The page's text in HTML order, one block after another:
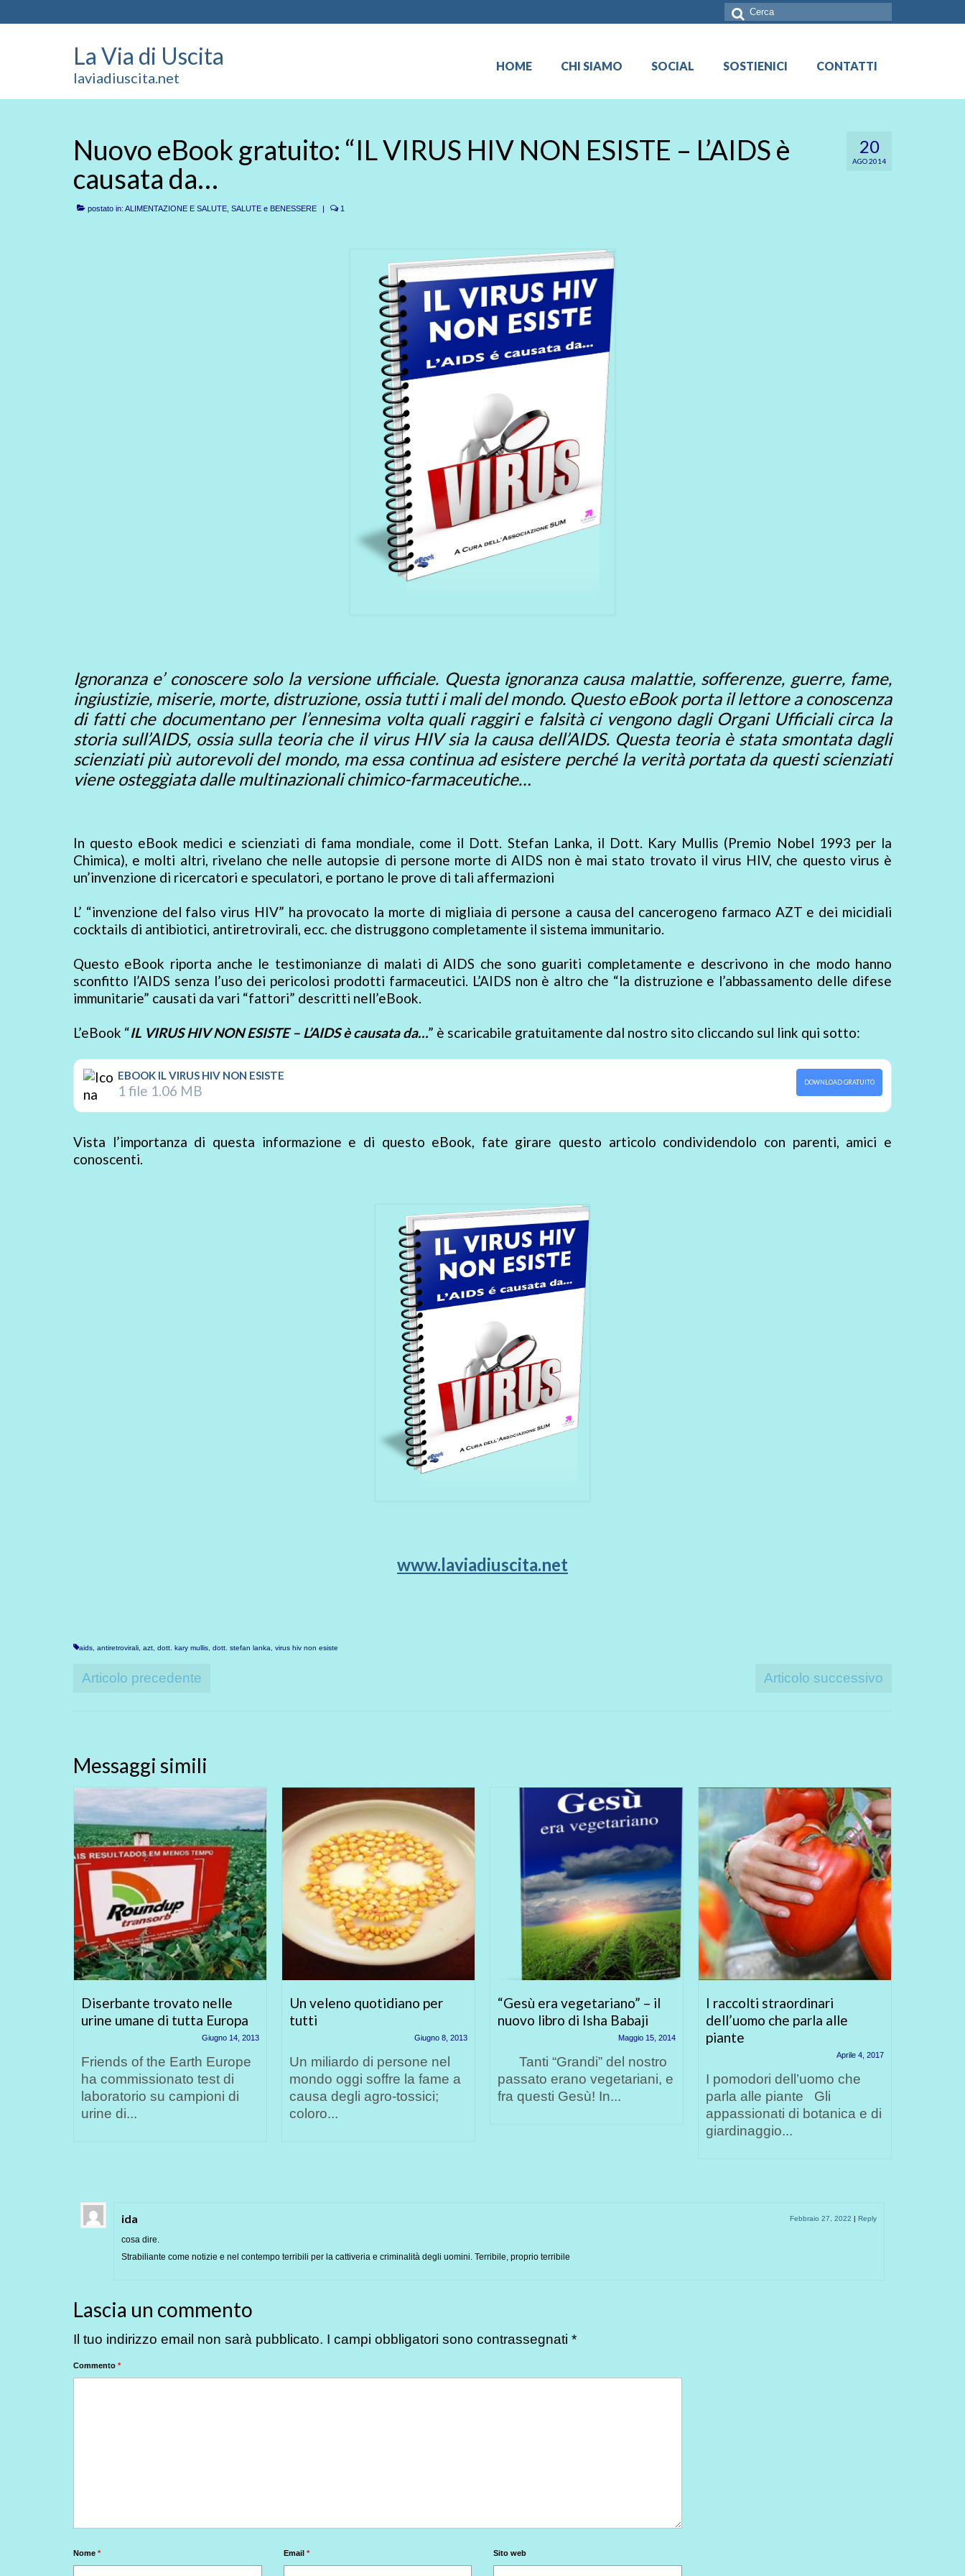
Cerca:
La Via di Uscita
laviadiuscita.net
HOME CHI SIAMO SOCIAL SOSTIENICI CONTATTI
20
AGO 2014
Nuovo eBook gratuito: “IL VIRUS HIV NON ESISTE – L’AIDS è
causata da…
postato in: ALIMENTAZIONE E SALUTE SALUTE e BENESSERE | 1
Ignoranza e’ conoscere solo la versione ufficiale. Questa ignoranza causa malattie, sofferenze, guerre, fame,
ingiustizie, miserie, morte, distruzione, ossia tutti i mali del mondo. Questo eBook porta il lettore a conoscenza
di fatti che documentano per l’ennesima volta quali raggiri e falsità ci vengono dagli Organi Ufficiali circa la
storia sull’AIDS, ossia sulla teoria che il virus HIV sia la causa dell’AIDS. Questa teoria è stata smontata dagli
scienziati più autorevoli del mondo, ma essa continua ad esistere perché la verità portata da questi scienziati
viene osteggiata dalle multinazionali chimico-farmaceutiche…
In questo eBook medici e scienziati di fama mondiale, come il Dott. Stefan Lanka, il Dott. Kary Mullis (Premio Nobel 1993 per la
Chimica), e molti altri, rivelano che nelle autopsie di persone morte di AIDS non è mai stato trovato il virus HIV, che questo virus è
un’invenzione di ricercatori e speculatori, e portano le prove di tali affermazioni
L’ “invenzione del falso virus HIV” ha provocato la morte di migliaia di persone a causa del cancerogeno farmaco AZT e dei micidiali
cocktails di antibiotici, antiretrovirali, ecc. che distruggono completamente il sistema immunitario.
Questo eBook riporta anche le testimonianze di malati di AIDS che sono guariti completamente e descrivono in che modo hanno
sconfitto l’AIDS senza l’uso dei pericolosi prodotti farmaceutici. L’AIDS non è altro che “la distruzione e l’abbassamento delle difese
immunitarie” causati da vari “fattori” descritti nell’eBook.
L’eBook “IL VIRUS HIV NON ESISTE – L’AIDS è causata da…” è scaricabile gratuitamente dal nostro sito cliccando sul link qui sotto:
EBOOK IL VIRUS HIV NON ESISTE
1 file 1.06 MB
DOWNLOAD GRATUITO
Vista l’importanza di questa informazione e di questo eBook, fate girare questo articolo condividendolo con parenti, amici e
conoscenti.
www.laviadiuscita.net
aids antiretrovirali azt dott. kary mullis dott. stefan lanka virus hiv non esiste
Articolo precedente Articolo successivo
Messaggi simili
Diserbante trovato nelle
urine umane di tutta Europa
Giugno 14, 2013
Friends of the Earth Europe
ha commissionato test di
laboratorio su campioni di
urine di...
Un veleno quotidiano per
tutti
Giugno 8, 2013
Un miliardo di persone nel
mondo oggi soffre la fame a
causa degli agro-tossici;
coloro...
“Gesù era vegetariano” – il
nuovo libro di Isha Babaji
Maggio 15, 2014
Tanti “Grandi” del nostro
passato erano vegetariani, e
fra questi Gesù! In...
I raccolti straordinari
dell’uomo che parla alle
piante
Aprile 4, 2017
I pomodori dell’uomo che
parla alle piante Gli
appassionati di botanica e di
giardinaggio...
ida Febbraio 27, 2022 | Reply
cosa dire.
Strabiliante come notizie e nel contempo terribili per la cattiveria e criminalità degli uomini. Terribile, proprio terribile
Lascia un commento
Il tuo indirizzo email non sarà pubblicato. I campi obbligatori sono contrassegnati *
Commento *
Nome * Email * Sito web